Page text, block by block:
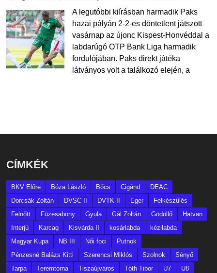
A legutóbbi kiírásban harmadik Paks
hazai pályán 2-2-es döntetlent játszott
vasárnap az újonc Kispest-Honvéddal a
labdarúgó OTP Bank Liga harmadik
fordulójában. Paks direkt játéka
látványos volt a találkozó elején, a
CÍMKÉK
BKV Előre Bóza László Bőcs Cigánd
DEAC
Dorcsák Zoltán
DVSC II DVTK II Eger
Felkészülés
Felnőtt
Füzesabony Gyula Gál Zoltán Gödöllő
Hatvan
Interjú
Karcag Kisvárda II kosárlabda
kézilabda
Magyar Kupa
NB III Női foci
Putnok
Pénzesné Balázs Kitti
Szerencsi Miklós Szolnok
Sényő
Tarpa
Teremtorna Tiszaújváros Tóth Tibor U7
U8